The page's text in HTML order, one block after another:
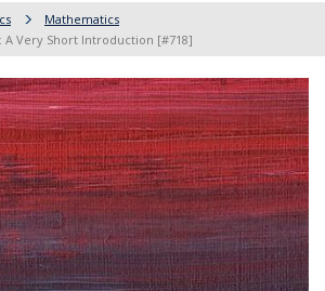
Mathematics
A Very Short Introduction [#718]